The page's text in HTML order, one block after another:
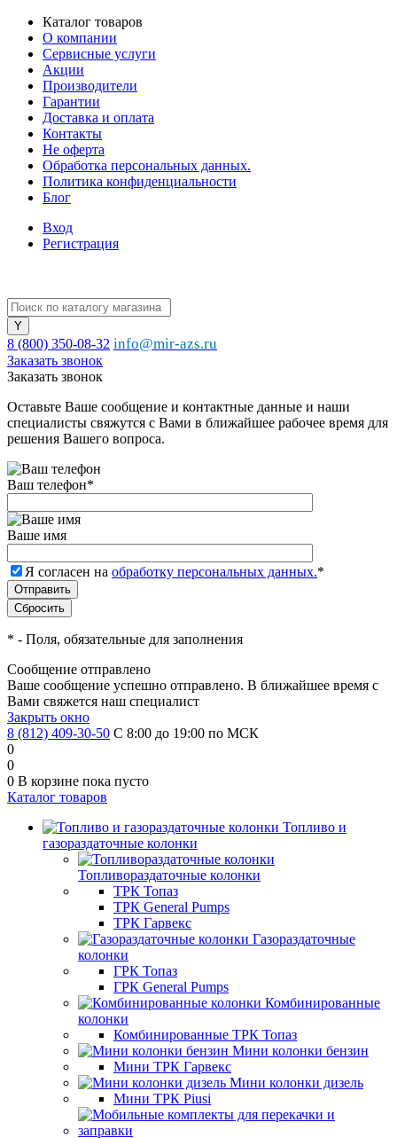
Каталог товаров
О компании
Сервисные услуги
Акции
Производители
Гарантии
Доставка и оплата
Контакты
Не оферта
Обработка персональных данных.
Политика конфиденциальности
Блог
Вход
Регистрация
8 (800) 350-08-32 info@mir-azs.ru
Заказать звонок
Заказать звонок
Оставьте Ваше сообщение и контактные данные и наши
специалисты свяжутся с Вами в ближайшее рабочее время для
решения Вашего вопроса.
Ваш телефон*
Ваше имя
Я согласен на обработку персональных данных.*
* - Поля, обязательные для заполнения
Сообщение отправлено
Ваше сообщение успешно отправлено. В ближайшее время с
Вами свяжется наш специалист
Закрыть окно
8 (812) 409-30-50 С 8:00 до 19:00 по МСК
0
0
0 В корзине пока пусто
Каталог товаров
Топливо и
газораздаточные колонки
Топливораздаточные колонки
ТРК Топаз
ТРК General Pumps
ТРК Гарвекс
Газораздаточные
колонки
ГРК Топаз
ГРК General Pumps
Комбинированные
колонки
Комбинированные ТРК Топаз
Мини колонки бензин
Мини ТРК Гарвекс
Мини колонки дизель
Мини ТРК Piusi